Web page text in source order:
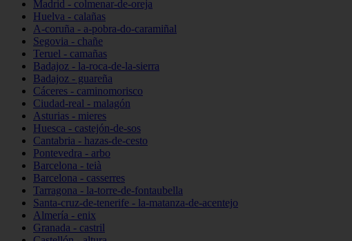
Madrid - colmenar-de-oreja
Huelva - calañas
A-coruña - a-pobra-do-caramiñal
Segovia - chañe
Teruel - camañas
Badajoz - la-roca-de-la-sierra
Badajoz - guareña
Cáceres - caminomorisco
Ciudad-real - malagón
Asturias - mieres
Huesca - castejón-de-sos
Cantabria - hazas-de-cesto
Pontevedra - arbo
Barcelona - teià
Barcelona - casserres
Tarragona - la-torre-de-fontaubella
Santa-cruz-de-tenerife - la-matanza-de-acentejo
Almería - enix
Granada - castril